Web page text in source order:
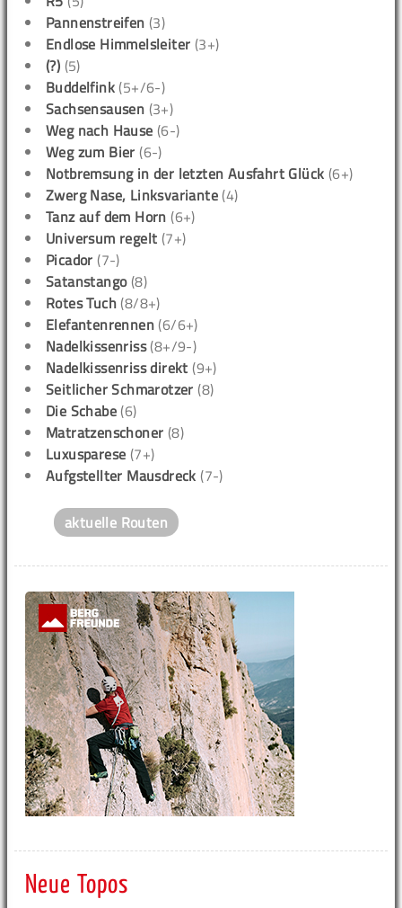
Pannenstreifen (3)
Endlose Himmelsleiter (3+)
(?) (5)
Buddelfink (5+/6-)
Sachsensausen (3+)
Weg nach Hause (6-)
Weg zum Bier (6-)
Notbremsung in der letzten Ausfahrt Glück (6+)
Zwerg Nase, Linksvariante (4)
Tanz auf dem Horn (6+)
Universum regelt (7+)
Picador (7-)
Satanstango(8)
Rotes Tuch (8/8+)
Elefantenrennen (6/6+)
Nadelkissenriss(8+/9-)
Nadelkissenriss direkt (9+)
Seitlicher Schmarotzer (8)
Die Schabe (6)
Matratzenschoner (8)
Luxusparese (7+)
Aufgstellter Mausdreck (7-)
aktuelle Routen
Neue Topos